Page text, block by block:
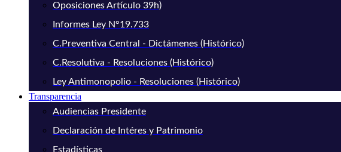
Oposiciones Artículo 39h)
Informes Ley N°19.733
C.Preventiva Central - Dictámenes (Histórico)
C.Resolutiva - Resoluciones (Histórico)
Ley Antimonopolio - Resoluciones (Histórico)
Transparencia
Audiencias Presidente
Declaración de Intéres y Patrimonio
Estadísticas